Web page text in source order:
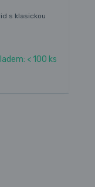
s klasickou
< 100 ks